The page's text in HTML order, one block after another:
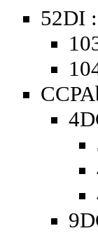
52DI :